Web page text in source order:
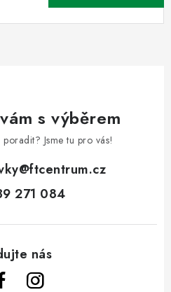
s výběrem
Jsme tu pro vás!
@ftcentrum.cz
271 084